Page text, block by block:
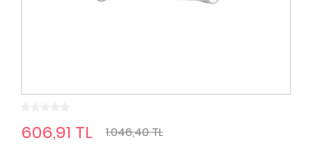
606,91 TL
1.046,40 TL